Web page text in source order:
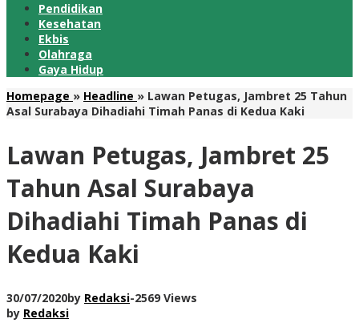
Pendidikan
Kesehatan
Ekbis
Olahraga
Gaya Hidup
Homepage » Headline » Lawan Petugas, Jambret 25 Tahun
Asal Surabaya Dihadiahi Timah Panas di Kedua Kaki
Lawan Petugas, Jambret 25
Tahun Asal Surabaya
Dihadiahi Timah Panas di
Kedua Kaki
30/07/2020by Redaksi-2569 Views
by Redaksi